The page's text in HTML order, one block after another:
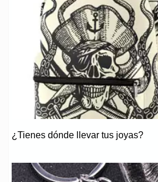
¿Tienes dónde llevar tus joyas?